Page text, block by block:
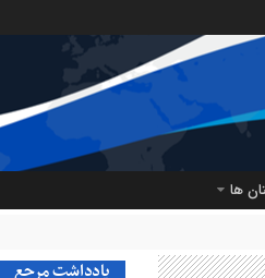
ها
یادداشت مرجع